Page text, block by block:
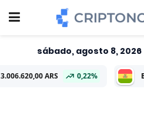
sábado, agosto 8, 2026
ARS 0,22%